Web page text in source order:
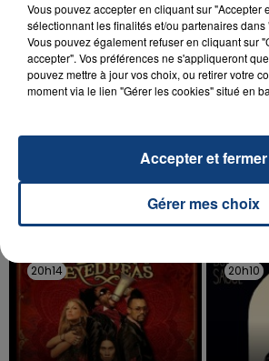
20 juillet 2026
OPÉRER DE LA CHEVILLE
La famille a porté plainte contre
reconnu sa responsabilité et
TITRES DIFFUSÉS
20h14
20h14 20h10
20h10
Vous pouvez accepter en cliquant sur "Accepter
sélectionnant les finalités et/ou partenaires dans
Vous pouvez également refuser en cliquant sur
accepter". Vos préférences ne s'appliqueront
pouvez mettre à jour vos choix, ou retirer votre
moment via le lien "Gérer les cookies" situé en
Gérer mes choix
Accepter et fermer